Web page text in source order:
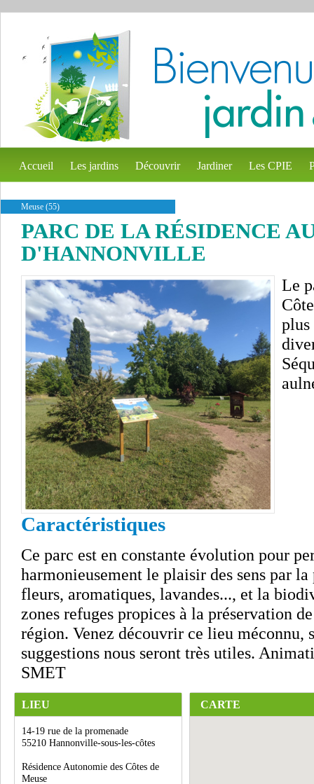
Accueil Les jardins Découvrir Jardiner Les CPIE
Meuse (55)
PARC DE LA RÉSIDENCE
D'HANNONVILLE
Le
plus
Caractéristiques
Ce parc est en constante évolution pour
harmonieusement le plaisir des sens par la
fleurs, aromatiques, lavandes..., et la
zones refuges propices à la préservation
région. Venez découvrir ce lieu méconnu,
suggestions nous seront très utiles.
SMET
LIEU
14-19 rue de la promenade
55210 Hannonville-sous-les-côtes
Résidence Autonomie des Côtes de
Meuse
CARTE